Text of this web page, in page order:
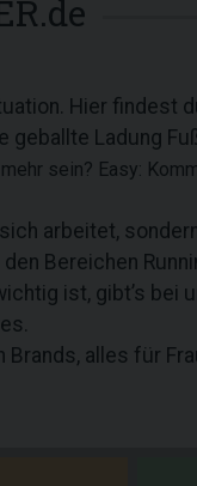
Hier findest
geballte Ladung
sein? Easy:
arbeitet,
Bereichen
ist, gibt’s bei
alles für